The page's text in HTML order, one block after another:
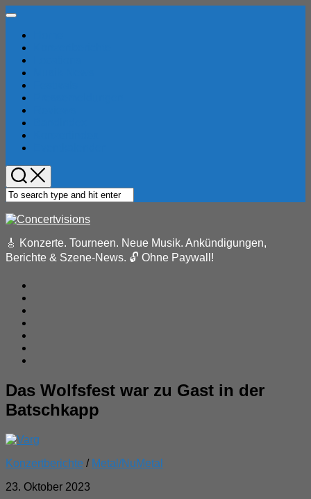
Skip
content
Expand
🎸 Konzerte. Tourneen. Neue Musik. Ankündigungen,
Berichte & Szene-News. 🔓 Ohne Paywall!
Das Wolfsfest war zu Gast in der
Batschkapp
Konzertberichte / Metal/NuMetal
23. Oktober 2023